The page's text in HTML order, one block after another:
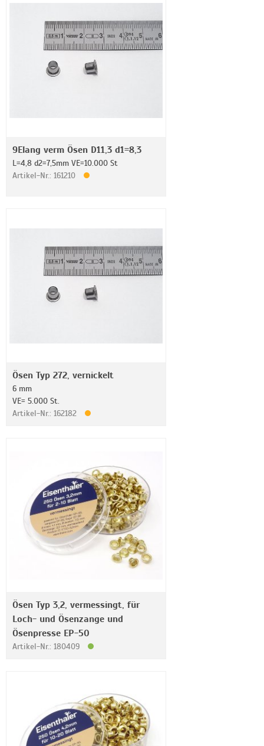
9Elang verm Ösen D11,3 d1=8,3
L=4,8 d2=7,5mm VE=10.000 St
Artikel-Nr.: 161210
Ösen Typ 272, vernickelt
6 mm
VE= 5.000 St.
Artikel-Nr.: 162182
Ösen Typ 3,2, vermessingt, für
Loch- und Ösenzange und
Ösenpresse EP-50
Artikel-Nr.: 180409